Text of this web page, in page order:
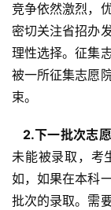
竞争依然激烈，
密切关注省招办
理性选择。征集
被一所征集志愿
束。
2.下一批次志
未能被录取，考
如，如果在本科
批次的录取。需